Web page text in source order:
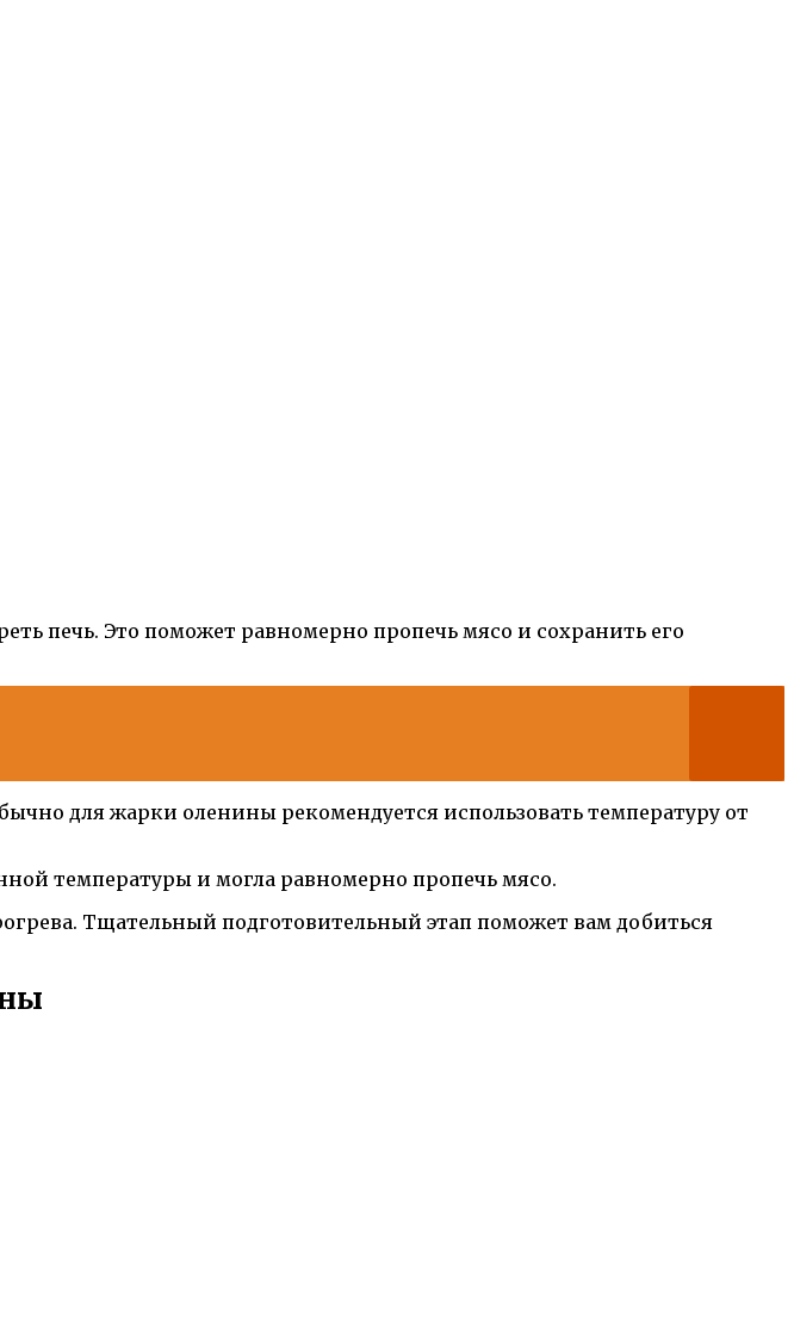
печь. Это поможет равномерно пропечь мясо и сохранить его
для жарки оленины рекомендуется использовать температуру от
температуры и могла равномерно пропечь мясо.
Тщательный подготовительный этап поможет вам добиться